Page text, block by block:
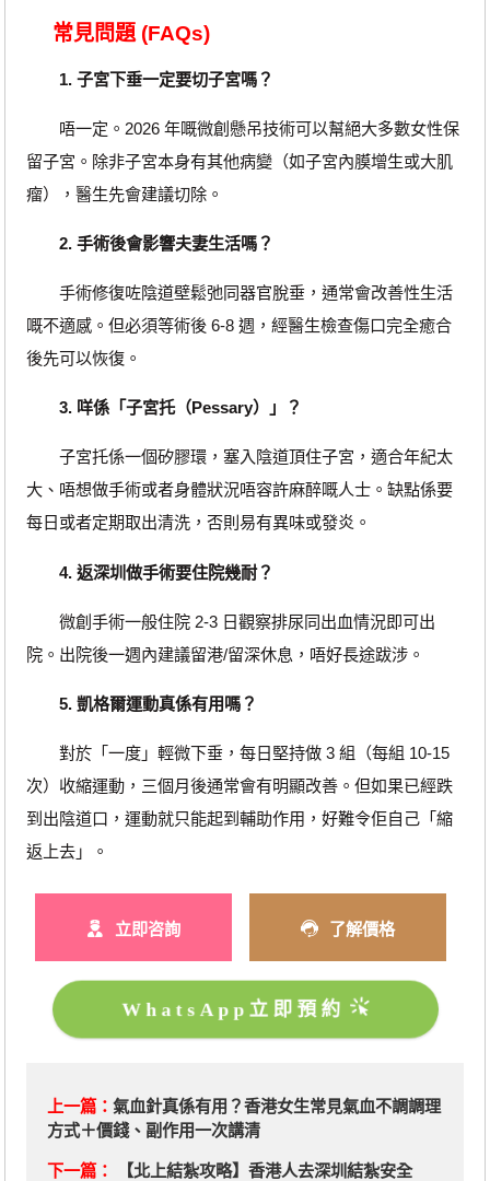
常見問題 (FAQs)
1. 子宮下垂一定要切子宮嗎？
唔一定。2026 年嘅微創懸吊技術可以幫絕大多數女性保
留子宮。除非子宮本身有其他病變（如子宮內膜增生或大肌
瘤），醫生先會建議切除。
2. 手術後會影響夫妻生活嗎？
手術修復咗陰道壁鬆弛同器官脫垂，通常會改善性生活
嘅不適感。但必須等術後 6-8 週，經醫生檢查傷口完全癒合
後先可以恢復。
3. 咩係「子宮托（Pessary）」？
子宮托係一個矽膠環，塞入陰道頂住子宮，適合年紀太
大、唔想做手術或者身體狀況唔容許麻醉嘅人士。缺點係要
每日或者定期取出清洗，否則易有異味或發炎。
4. 返深圳做手術要住院幾耐？
微創手術一般住院 2-3 日觀察排尿同出血情況即可出
院。出院後一週內建議留港/留深休息，唔好長途跋涉。
5. 凱格爾運動真係有用嗎？
對於「一度」輕微下垂，每日堅持做 3 組（每組 10-15
次）收縮運動，三個月後通常會有明顯改善。但如果已經跌
到出陰道口，運動就只能起到輔助作用，好難令佢自己「縮
返上去」。
立即咨詢 了解價格
WhatsApp立即預約
上一篇： 氣血針真係有用？香港女生常見氣血不調調理
方式＋價錢、副作用一次講清
下一篇：
【北上結紮攻略】香港人去深圳結紮安全